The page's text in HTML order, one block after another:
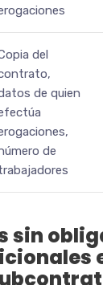
del
de quien
de
sin